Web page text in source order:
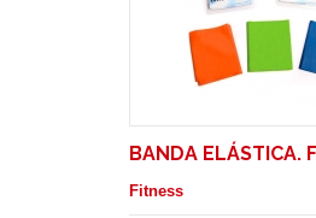
BANDA ELÁSTICA.
Fitness